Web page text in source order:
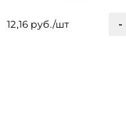
12,16 руб./шт